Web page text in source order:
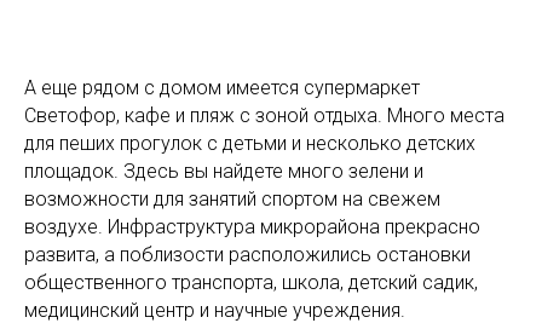
А еще рядом с домом имеется супермаркет
Светофор, кафе и пляж с зоной отдыха. Много места
для пеших прогулок с детьми и несколько детских
площадок. Здесь вы найдете много зелени и
возможности для занятий спортом на свежем
воздухе. Инфраструктура микрорайона прекрасно
развита, а поблизости расположились остановки
общественного транспорта, школа, детский садик,
медицинский центр и научные учреждения.